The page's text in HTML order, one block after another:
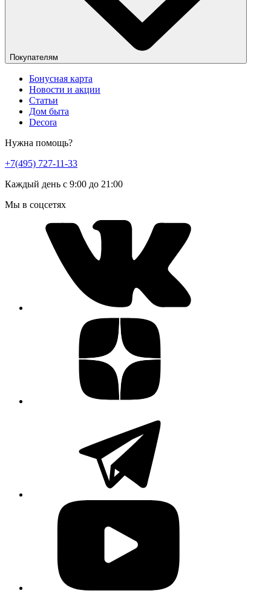
Покупателям
Бонусная карта
Новости и акции
Статьи
Дом быта
Decora
Нужна помощь?
+7(495) 727-11-33
Каждый день с 9:00 до 21:00
Мы в соцсетях